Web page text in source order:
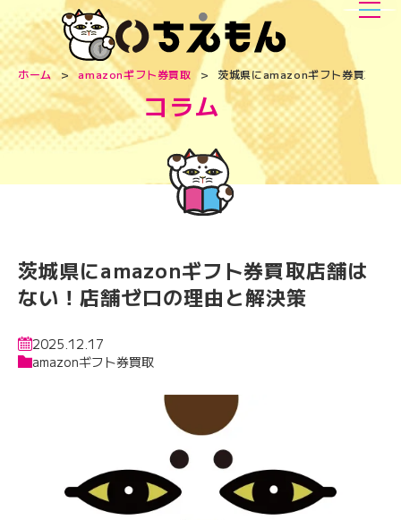
ホーム amazonギフト券買取 茨城県にamazonギフト券買取店
コラム
茨城県にamazonギフト券買取店舗は
ない！店舗ゼロの理由と解決策
2025.12.17
amazonギフト券買取